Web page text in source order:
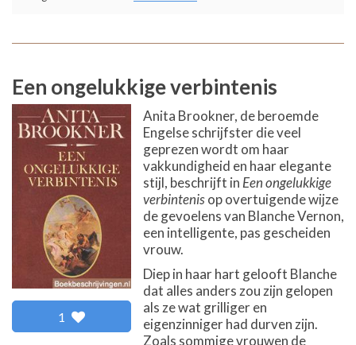
Een ongelukkige verbintenis
1
Anita Brookner, de beroemde
Engelse schrijfster die veel
geprezen wordt om haar
vakkundigheid en haar elegante
stijl, beschrijft in Een ongelukkige
verbintenisop overtuigende wijze
de gevoelens van Blanche Vernon,
een intelligente, pas gescheiden
vrouw.
Diep in haar hart gelooft Blanche
dat alles anders zou zijn gelopen
als ze wat grilliger en
eigenzinniger had durven zijn.
Zoals sommige vrouwen de